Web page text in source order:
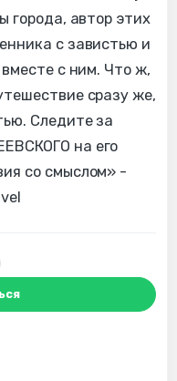
города, автор этих
с завистью и
с ним. Что ж,
сразу же,
Следите за
на его
со смыслом» -